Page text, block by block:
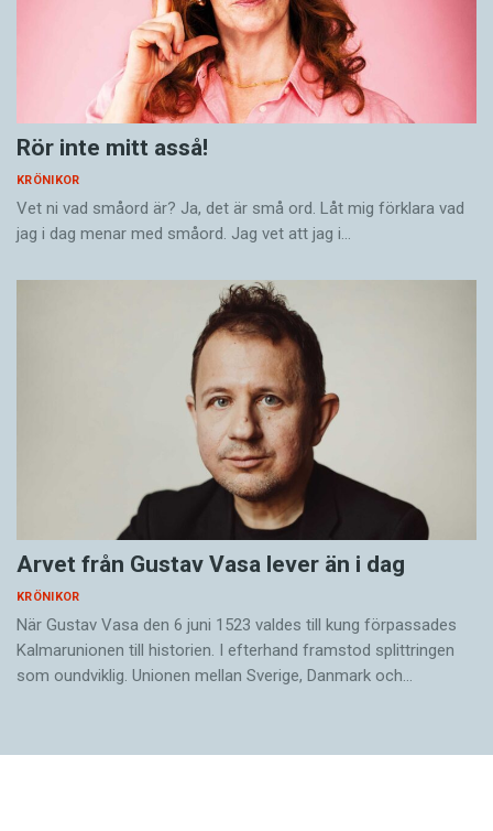
Rör inte mitt asså!
KRÖNIKOR
Vet ni vad småord är? Ja, det är små ord. Låt mig förklara vad
jag i dag menar med småord. Jag vet att jag i…
Arvet från Gustav Vasa lever än i dag
KRÖNIKOR
När Gustav Vasa den 6 juni 1523 ­valdes till kung förpassades
Kalmar­unionen till historien. I efterhand framstod splittringen
som ound­viklig. ­Unionen ­mellan Sverige, Danmark och…